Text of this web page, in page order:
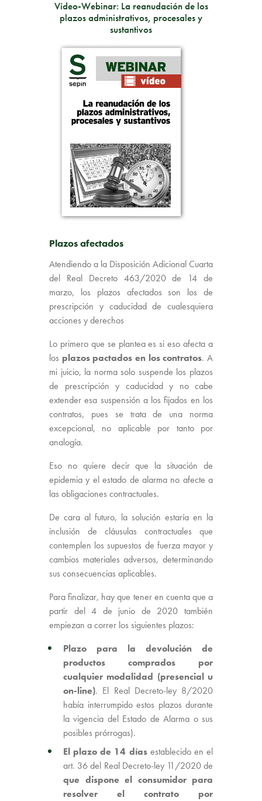
Vídeo-Webinar: La reanudación de los
plazos administrativos, procesales y
sustantivos
Plazos afectados
Atendiendo a la Disposición Adicional Cuarta
del Real Decreto 463/2020 de 14 de
marzo, los plazos afectados son los de
prescripción y caducidad de cualesquiera
acciones y derechos
Lo primero que se plantea es si eso afecta a
los plazos pactados en los contratos. A
mi juicio, la norma solo suspende los plazos
de prescripción y caducidad y no cabe
extender esa suspensión a los fijados en los
contratos, pues se trata de una norma
excepcional, no aplicable por tanto por
analogía.
Eso no quiere decir que la situación de
epidemia y el estado de alarma no afecte a
las obligaciones contractuales.
De cara al futuro, la solución estaría en la
inclusión de cláusulas contractuales que
contemplen los supuestos de fuerza mayor y
cambios materiales adversos, determinando
sus consecuencias aplicables.
Para finalizar, hay que tener en cuenta que a
partir del 4 de junio de 2020 también
empiezan a correr los siguientes plazos:
Plazo para la devolución de
productos comprados por
cualquier modalidad (presencial u
on-line). El Real Decreto-ley 8/2020
había interrumpido estos plazos durante
la vigencia del Estado de Alarma o sus
posibles prórrogas).
El plazo de 14 díasestablecido en el
art. 36 del Real Decreto-ley 11/2020 de
que dispone el consumidor para
resolver el contrato por